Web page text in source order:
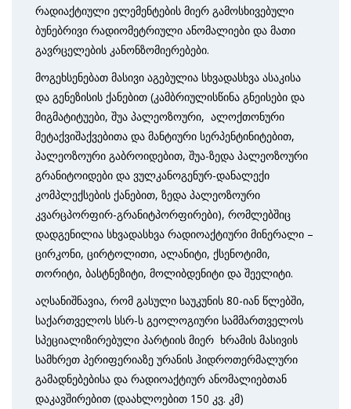
რადიაქტიული ელემენტების მიერ გამოსხივებული
ბუნებრივი რადიომეტრიული ანომალიები და მათი
გავრცელების კანონზომიერებები.
მოგეხსენებათ მასივი აგებულია სხვადასხვა ასაკისა
და გენეზისის ქანებით (კამბრიულისწინა გნეისები და
მიგმატიტუები, შუა პალეოზოური, ალოქთონური
მეტაქვიშაქვებითა და მანტიური სერპენტინიტებით,
პალეოზოური გაბროიდებით, შუა-ზედა პალეოზოური
გრანიტოიდები და ვულკანოგენურ-დანალექი
კომპლექსების ქანებით, ზედა პალეოზოური
კვარცპორფირ-გრანიტპორფირები), რომლებშიც
დადგენილია სხვადასხვა რადიოაქტიური მინერალი –
ცირკონი, ცირტოლითი, ალანიტი, ქსენოტიმი,
თორიტი, ბასტნეზიტი, მოლიბდენიტი და შეელიტი.
აღსანიშნავია, რომ გასული საუკუნის 80-იან წლებში,
საქართველოს სსრ-ს გეოლოგიური სამმართველოს
სპეციალიზირებული პარტიის მიერ ხრამის მასივის
სამხრეთ პერიფერიაზე ურანის ჰიდროთერმალური
გამადნებებისა და რადიოაქტიურ ანომალიებთან
დაკავშირებით (დაახლოებით 150 კვ. კმ)